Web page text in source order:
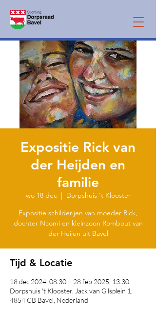
Expositie Rick van
der Heijden en
familie
wo 18 dec
  |
Dorpshuis 't Klooster
Expositie schilderijen van moeder Rick,
dochter Naomi en kleinzoon Rombout van
der Heijen uit Bavel
Tijd & Locatie
18 dec 2024, 08:30 – 28 feb 2025, 13:30
Dorpshuis 't Klooster, Jack van Gilsplein 1,
4854 CB Bavel, Nederland